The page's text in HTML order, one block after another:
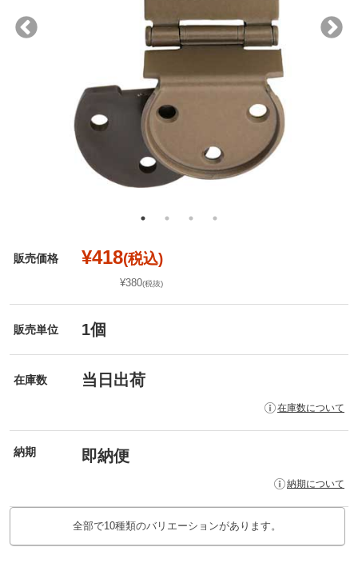
販売価格 ¥418(税込)
¥380(税抜)
販売単位 1個
在庫数 当日出荷
在庫数について
納期 即納便
納期について
全部で10種類のバリエーションがあります。